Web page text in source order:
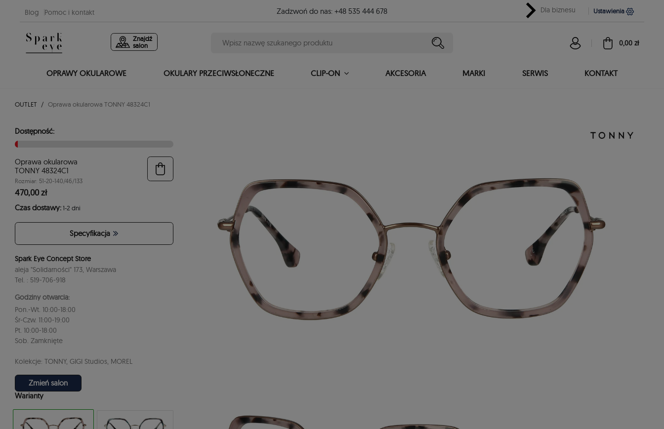
Blog Pomoc i kontakt Zadzwoń do nas: +48 535 444 678 chevron_rightDla biznesu Ustawienia
Znajdź
salon
0,00 zł
OPRAWY OKULAROWE OKULARY PRZECIWSŁONECZNE CLIP-ON AKCESORIA MARKI SERWIS KONTAKT
OUTLET Oprawa okularowa TONNY 48324C1
Dostępność:
Oprawa okularowa
TONNY 48324C1
Rozmiar: 51-20-140/46/133
470,00 zł
Czas dostawy: 1-2 dni
Specyfikacja
Spark Eye Concept Store
aleja "Solidarności" 173, Warszawa
Tel. : 519-706-918
Godziny otwarcia:
Zmień salon
Pon.-Wt. 10:00-18:00
Śr-Czw. 11:00-19:00
Pt. 10:00-18:00
Sob. Zamknięte
Kolekcje: TONNY, GIGI Studios, MOREL
Warianty